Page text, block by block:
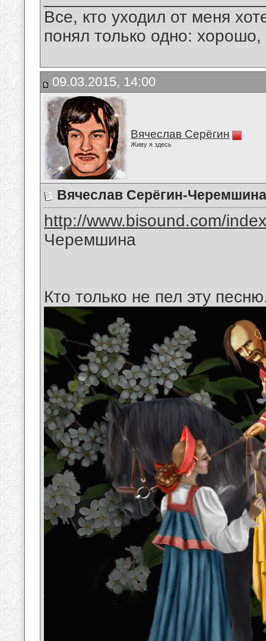
Все, кто уходил от меня
понял только одно:
09.03.2015, 14:00
Вячеслав Серёгин
Живу я здесь
Вячеслав Серёгин-Черемшина
http://www.bisound.com/
Черемшина
Кто только не пел эту